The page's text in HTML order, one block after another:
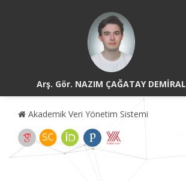
Arş. Gör. NAZIM ÇAĞATAY DEMİRAL
Akademik Veri Yönetim Sistemi